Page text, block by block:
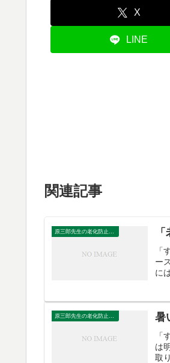
X
LINE
関連記事
「
ー
に
原三郎先生の老化防止の野菜 暑
「
は
取